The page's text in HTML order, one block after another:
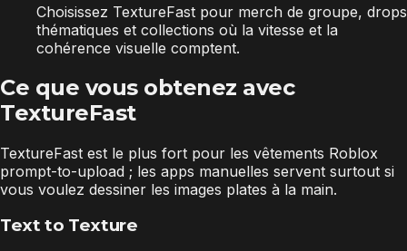
Choisissez TextureFast pour merch de groupe, drops
thématiques et collections où la vitesse et la
cohérence visuelle comptent.
Ce que vous obtenez avec
TextureFast
TextureFast est le plus fort pour les vêtements Roblox
prompt-to-upload ; les apps manuelles servent surtout si
vous voulez dessiner les images plates à la main.
Text to Texture